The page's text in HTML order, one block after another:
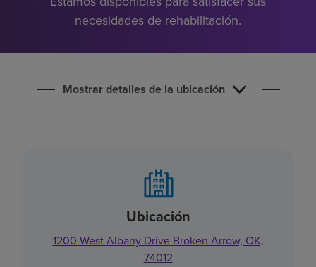
necesidades de rehabilitación.
Mostrar detalles de la ubicación
Ubicación
1200 West Albany Drive Broken Arrow, OK,
74012